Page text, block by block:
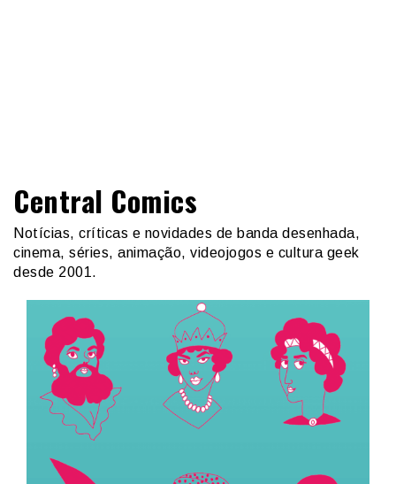
Central Comics
Notícias, críticas e novidades de banda desenhada,
cinema, séries, animação, videojogos e cultura geek
desde 2001.